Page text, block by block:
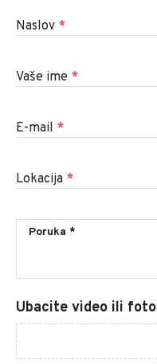
Naslov *
Vaše ime *
E-mail *
Lokacija *
Ubacite video ili foto